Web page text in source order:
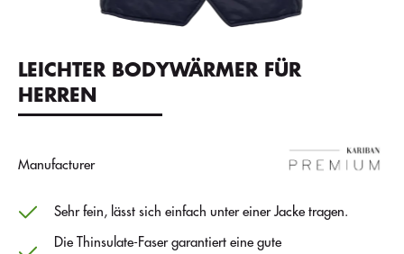
LEICHTER BODYWÄRMER FÜR
HERREN
Manufacturer
Sehr fein, lässt sich einfach unter einer Jacke tragen.
Die Thinsulate-Faser garantiert eine gute